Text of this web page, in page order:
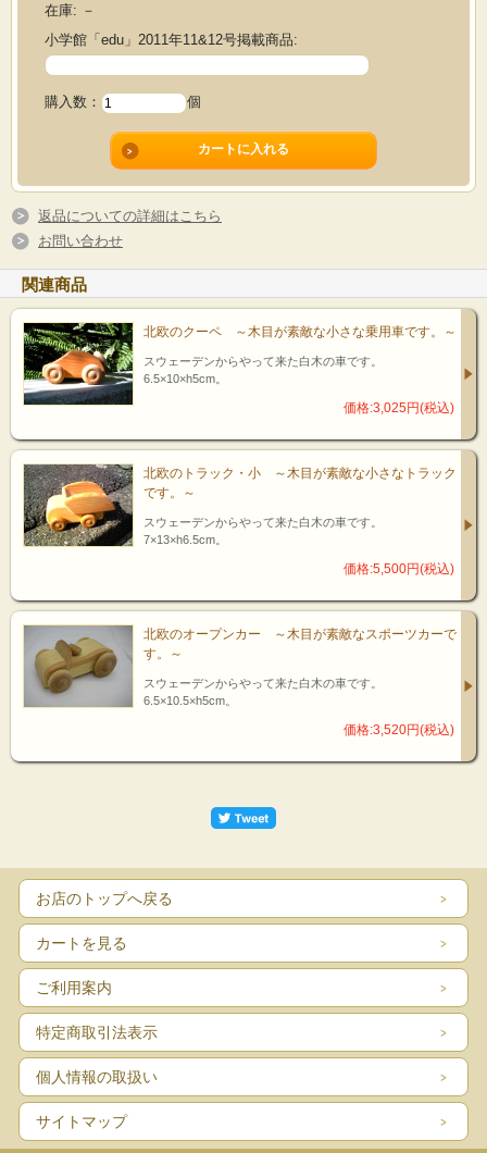
在庫: －
小学館「edu」2011年11&12号掲載商品:
購入数： 個
返品についての詳細はこちら
お問い合わせ
関連商品
北欧のクーペ ～木目が素敵な小さな乗用車です。～
スウェーデンからやって来た白木の車です。
6.5×10×h5cm。
価格:3,025円(税込)
北欧のトラック・小 ～木目が素敵な小さなトラック
です。～
スウェーデンからやって来た白木の車です。
7×13×h6.5cm。
価格:5,500円(税込)
北欧のオープンカー ～木目が素敵なスポーツカーで
す。～
スウェーデンからやって来た白木の車です。
6.5×10.5×h5cm。
価格:3,520円(税込)
お店のトップへ戻る
カートを見る
ご利用案内
特定商取引法表示
個人情報の取扱い
サイトマップ